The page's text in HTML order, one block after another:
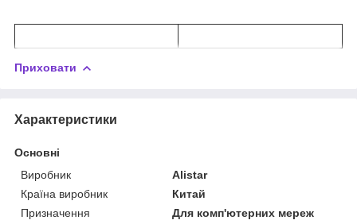
Приховати
Характеристики
Основні
Виробник
Alistar
Країна виробник
Китай
Призначення
Для комп'ютерних мереж